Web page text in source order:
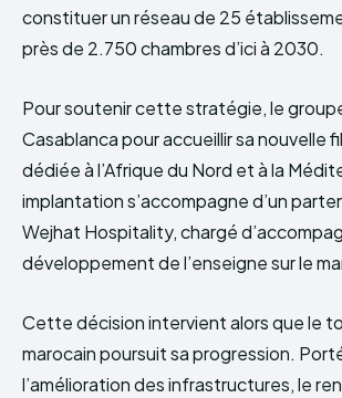
constituer un réseau de 25
près de 2.750 chambres d’ici à 2030.
Pour soutenir cette stratégie, le
Casablanca pour accueillir sa nouvelle
dédiée à l’Afrique du Nord et à la
implantation s’accompagne d’un
Wejhat Hospitality, chargé
développement de l’enseigne sur le
Cette décision intervient alors que le
marocain poursuit sa progression.
l’amélioration des infrastructures, le